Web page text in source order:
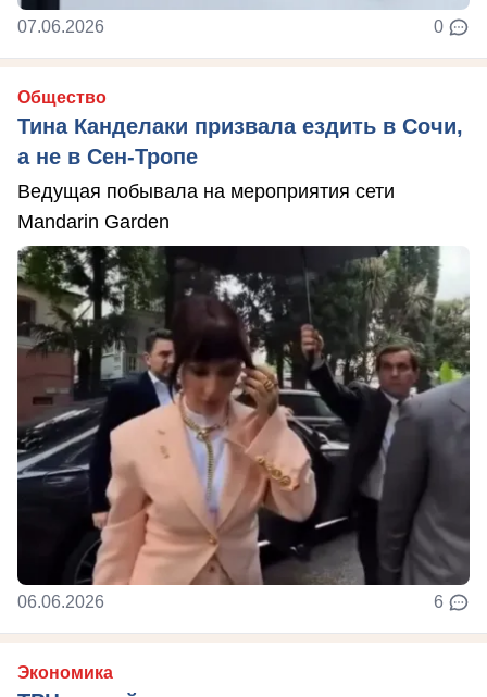
07.06.2026 0
Общество
Тина Канделаки призвала ездить в Сочи,
а не в Сен-Тропе
Ведущая побывала на мероприятия сети
Mandarin Garden
06.06.2026 6
Экономика